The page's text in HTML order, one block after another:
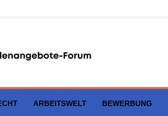
ARBEITSWELT BEWERBUNG